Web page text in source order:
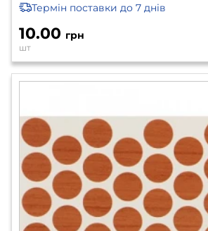
Термін поставки до 7 днів
10.00 грн
шт